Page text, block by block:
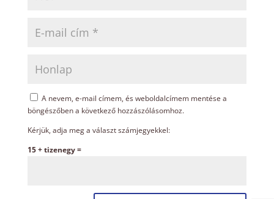
A nevem, e-mail címem, és weboldalcímem mentése a
böngészőben a következő hozzászólásomhoz.
Kérjük, adja meg a választ számjegyekkel:
15 + tizenegy =